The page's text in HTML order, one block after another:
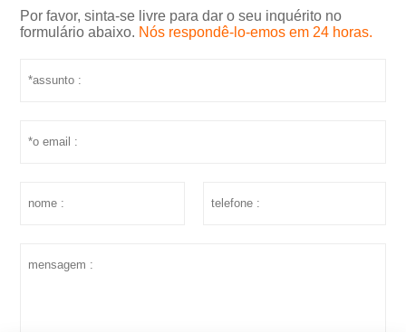
Por favor, sinta-se livre para dar o seu inquérito no
formulário abaixo. Nós respondê-lo-emos em 24 horas.